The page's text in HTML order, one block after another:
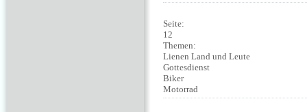
Seite:
12
Themen:
Lienen Land und Leute
Gottesdienst
Biker
Motorrad